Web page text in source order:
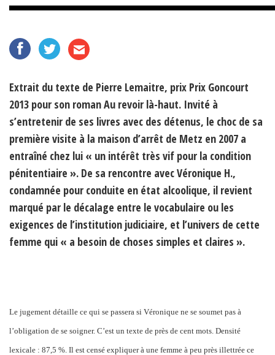
Extrait du texte de Pierre Lemaitre, prix Prix Goncourt
2013 pour son roman Au revoir là-haut. Invité à
s’entretenir de ses livres avec des détenus, le choc de sa
première visite à la maison d’arrêt de Metz en 2007 a
entraîné chez lui « un intérêt très vif pour la condition
pénitentiaire ». De sa rencontre avec Véronique H.,
condamnée pour conduite en état alcoolique, il revient
marqué par le décalage entre le vocabulaire ou les
exigences de l’institution judiciaire, et l’univers de cette
femme qui « a besoin de choses simples et claires ».
Le jugement détaille ce qui se passera si Véronique ne se soumet pas à
l’obligation de se soigner. C’est un texte de près de cent mots. Densité
lexicale : 87,5 %. Il est censé expliquer à une femme à peu près illettrée ce